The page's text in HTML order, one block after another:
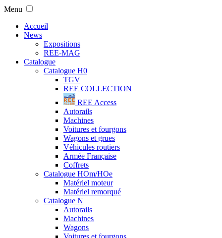
Menu
Accueil
News
Expositions
REE-MAG
Catalogue
Catalogue H0
TGV
REE COLLECTION
REE Access
Autorails
Machines
Voitures et fourgons
Wagons et grues
Véhicules routiers
Armée Française
Coffrets
Catalogue HOm/HOe
Matériel moteur
Matériel remorqué
Catalogue N
Autorails
Machines
Wagons
Voitures et fourgons